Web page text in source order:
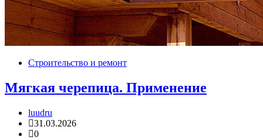
Строительство и ремонт
Мягкая черепица. Применение
luudru
31.03.2026
0